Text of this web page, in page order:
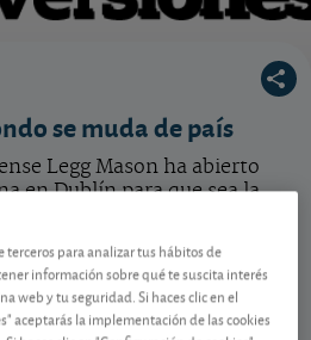
se muda de país
Legg Mason ha abierto
en Dublín para que sea la
terceros para analizar tus hábitos de
información sobre qué te suscita interés
web y tu seguridad. Si haces clic en el
aceptarás la implementación de las cookies